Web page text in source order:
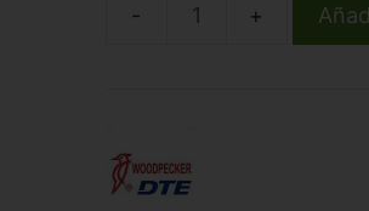
Woodpecker
E4D